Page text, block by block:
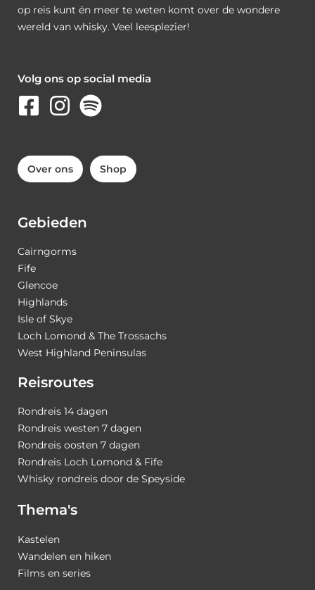
op reis kunt én meer te weten komt over de wondere
wereld van whisky. Veel leesplezier!
Volg ons op social media
Over ons Shop
Gebieden
Cairngorms
Fife
Glencoe
Highlands
Isle of Skye
Loch Lomond & The Trossachs
West Highland Peninsulas
Reisroutes
Rondreis 14 dagen
Rondreis westen 7 dagen
Rondreis oosten 7 dagen
Rondreis Loch Lomond & Fife
Whisky rondreis door de Speyside
Thema's
Kastelen
Wandelen en hiken
Films en series